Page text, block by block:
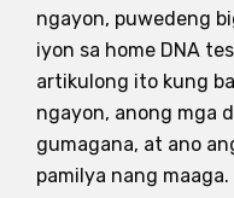
ngayon, puwedeng
iyon sa home DNA
artikulong ito kung
ngayon, anong mga
gumagana, at ano
pamilya nang maaga.